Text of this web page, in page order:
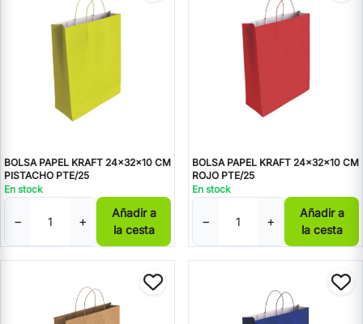
BOLSA PAPEL KRAFT 24x32x10 CM
PISTACHO PTE/25
En stock
− +
Añadir a
la cesta
BOLSA PAPEL KRAFT 24x32x10 CM
ROJO PTE/25
En stock
− +
Añadir a
la cesta